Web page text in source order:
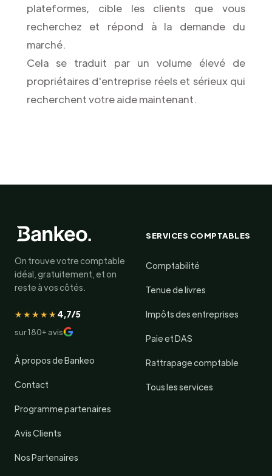
plateformes, cible les clients que vous
recherchez et répond à la demande du
marché.
Cela se traduit par un volume élevé de
propriétaires d'entreprise réels et sérieux qui
recherchent votre aide maintenant.
On trouve votre comptable
idéal, gratuitement, et on
reste à vos côtés.
★★★★★4,7/5
sur 180+ avis
À propos de Bankeo
Contact
Programme partenaires
Avis Clients
Nos Partenaires
SERVICES COMPTABLES
Comptabilité
Tenue de livres
Impôts des entreprises
Paie et DAS
Rattrapage comptable
Tous les services